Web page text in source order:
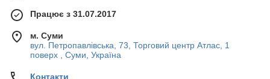
Працює з 31.07.2017
м. Суми
вул. Петропавлівська, 73, Торговий центр Атлас, 1
поверх , Суми, Україна
Контакти